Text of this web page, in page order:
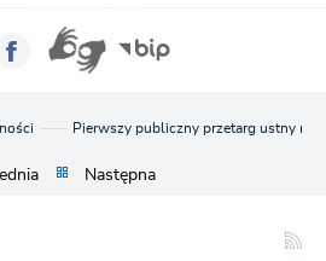
Pierwszy publiczny przetarg ustny
Następna